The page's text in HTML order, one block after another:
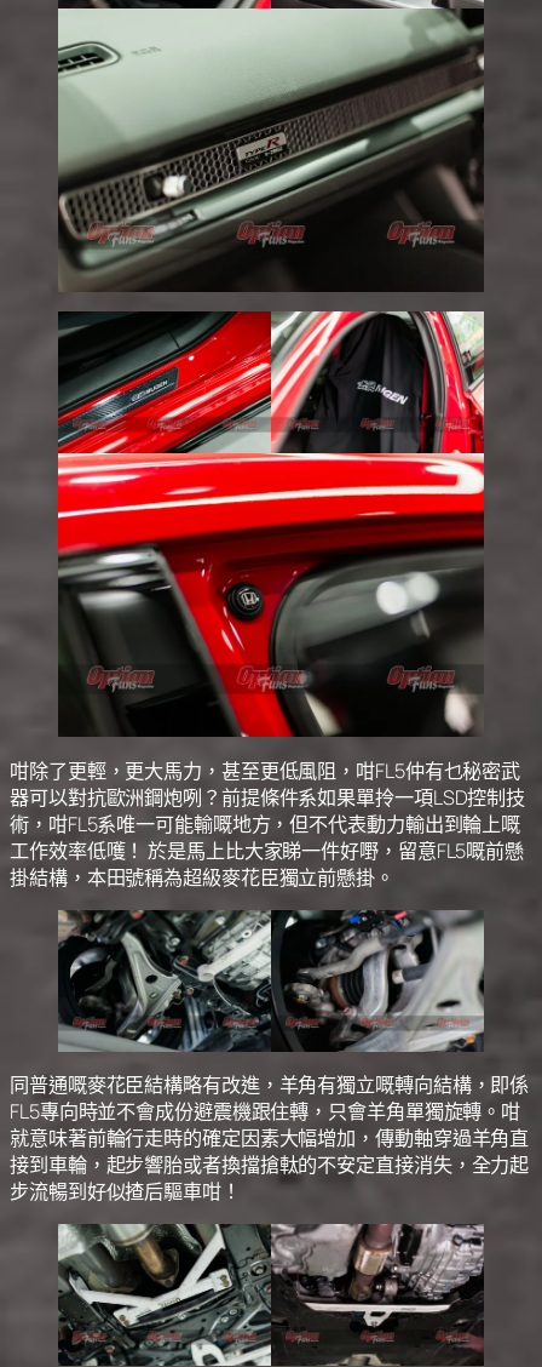
咁除了更輕，更大馬力，甚至更低風阻，咁FL5仲有乜秘密武
器可以對抗歐洲鋼炮咧？前提條件系如果單拎一項LSD控制技
術，咁FL5系唯一可能輸嘅地方，但不代表動力輸出到輪上嘅
工作效率低嚄！ 於是馬上比大家睇一件好嘢，留意FL5嘅前懸
掛結構，本田號稱為超級麥花臣獨立前懸掛。
同普通嘅麥花臣結構略有改進，羊角有獨立嘅轉向結構，即係
FL5專向時並不會成份避震機跟住轉，只會羊角單獨旋轉。咁
就意味著前輪行走時的確定因素大幅增加，傳動軸穿過羊角直
接到車輪，起步響胎或者換擋搶軚的不安定直接消失，全力起
步流暢到好似揸后驅車咁！